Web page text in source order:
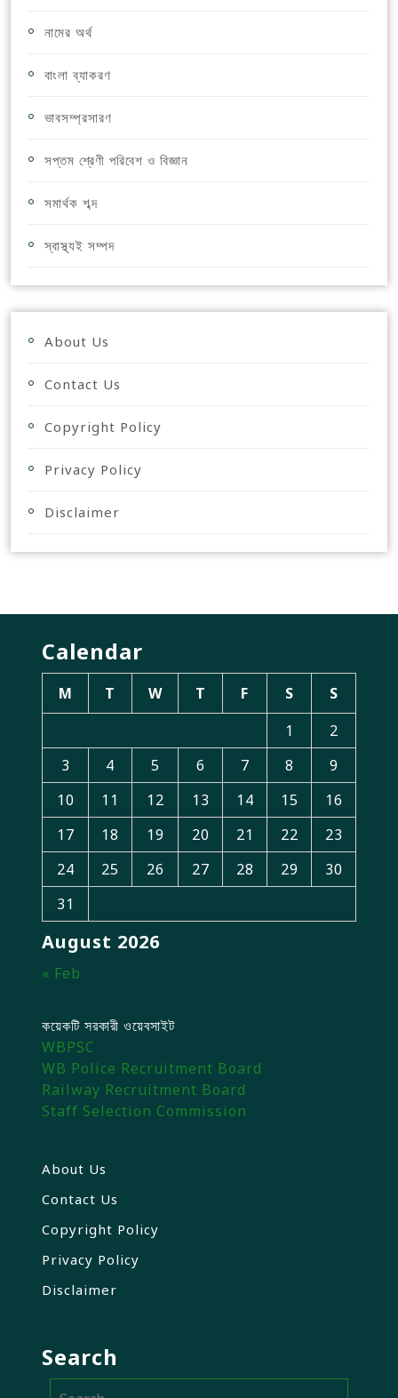
নামের অর্থ
বাংলা ব্যাকরণ
ভাবসম্প্রসারণ
সপ্তম শ্রেণী পরিবেশ ও বিজ্ঞান
সমার্থক শব্দ
স্বাস্থ্যই সম্পদ
About Us
Contact Us
Copyright Policy
Privacy Policy
Disclaimer
Calendar
August 2026
M T W T F S
S
1
2
3
4 5 6 7 8
9
10
11 12 13 14 15
16
17
18 19 20 21 22
23
24
25 26 27 28 29
30
31
« Feb
কয়েকটি সরকারী ওয়েবসাইট
WBPSC
WB Police Recruitment Board
Railway Recruitment Board
Staff Selection Commission
About Us
Contact Us
Copyright Policy
Privacy Policy
Disclaimer
Search